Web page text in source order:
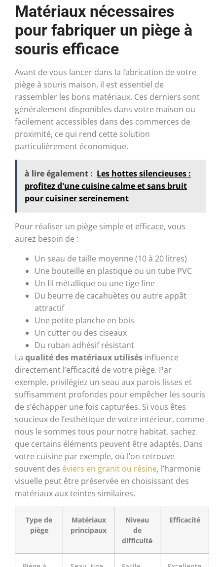
Matériaux nécessaires
pour fabriquer un piège à
souris efficace
Avant de vous lancer dans la fabrication de votre
piège à souris maison, il est essentiel de
rassembler les bons matériaux. Ces derniers sont
généralement disponibles dans votre maison ou
facilement accessibles dans des commerces de
proximité, ce qui rend cette solution
particulièrement économique.
à lire également : Les hottes silencieuses :
profitez d'une cuisine calme et sans bruit
pour cuisiner sereinement
Pour réaliser un piège simple et efficace, vous
aurez besoin de :
Un seau de taille moyenne (10 à 20 litres)
Une bouteille en plastique ou un tube PVC
Un fil métallique ou une tige fine
Du beurre de cacahuètes ou autre appât
attractif
Une petite planche en bois
Un cutter ou des ciseaux
Du ruban adhésif résistant
La qualité des matériaux utilisés influence
directement l’efficacité de votre piège. Par
exemple, privilégiez un seau aux parois lisses et
suffisamment profondes pour empêcher les souris
de s’échapper une fois capturées. Si vous êtes
soucieux de l’esthétique de votre intérieur, comme
nous le sommes tous pour notre habitat, sachez
que certains éléments peuvent être adaptés. Dans
votre cuisine par exemple, où l’on retrouve
souvent des éviers en granit ou résine, l’harmonie
visuelle peut être préservée en choisissant des
matériaux aux teintes similaires.
Type de
piège
Matériaux
principaux
Niveau
de
difficulté
Efficacité